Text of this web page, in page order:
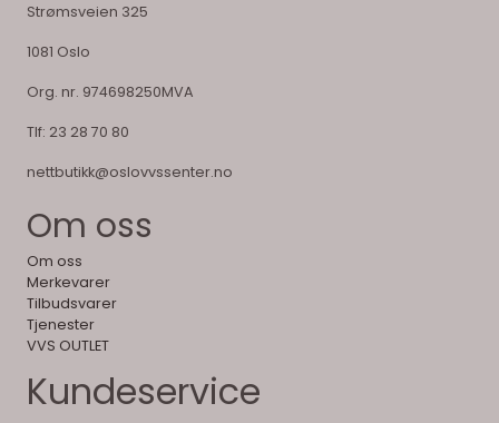
Strømsveien 325
1081 Oslo
Org. nr. 974698250MVA
Tlf: 23 28 70 80
nettbutikk@oslovvssenter.no
Om oss
Om oss
Merkevarer
Tilbudsvarer
Tjenester
VVS OUTLET
Kundeservice